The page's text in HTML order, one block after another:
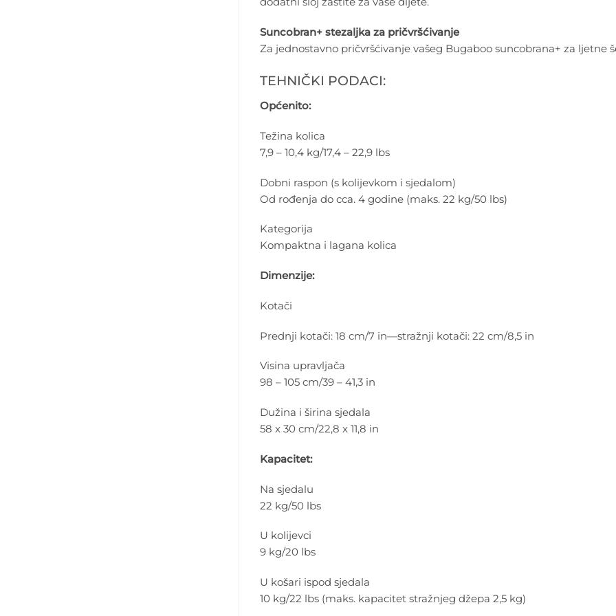
Suncobran+ stezaljka za pričvršćivanje
Za jednostavno pričvršćivanje vašeg Bugaboo suncobrana+ za ljetne
TEHNIČKI PODACI:
Općenito:
Težina kolica
7,9 – 10,4 kg/17,4 – 22,9 lbs
Dobni raspon (s kolijevkom i sjedalom)
Od rođenja do cca. 4 godine (maks. 22 kg/50 lbs)
Kategorija
Kompaktna i lagana kolica
Dimenzije:
Kotači
Prednji kotači: 18 cm/7 in—stražnji kotači: 22 cm/8,5 in
Visina upravljača
98 – 105 cm/39 – 41,3 in
Dužina i širina sjedala
58 x 30 cm/22,8 x 11,8 in
Kapacitet:
Na sjedalu
22 kg/50 lbs
U kolijevci
9 kg/20 lbs
U košari ispod sjedala
10 kg/22 lbs (maks. kapacitet stražnjeg džepa 2,5 kg)